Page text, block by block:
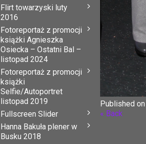
Published on
« Back
Flirt towarzyski luty
2016
Fotoreportaż z promocji
książki Agnieszka
Osiecka – Ostatni Bal –
listopad 2024
Fotoreportaż z promocji
książki
Selfie/Autoportret
listopad 2019
Fullscreen Slider
Hanna Bakuła plener w
Busku 2018